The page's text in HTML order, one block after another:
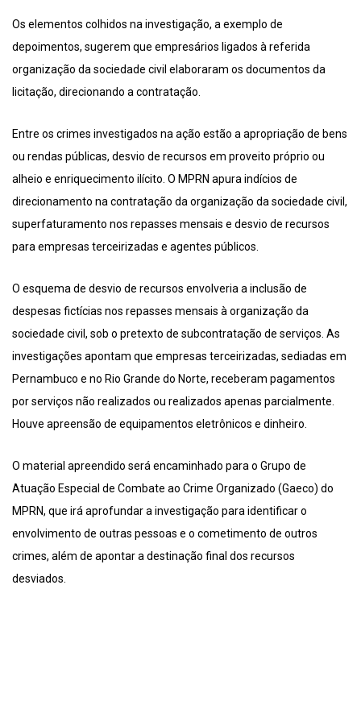
Os elementos colhidos na investigação, a exemplo de
depoimentos, sugerem que empresários ligados à referida
organização da sociedade civil elaboraram os documentos da
licitação, direcionando a contratação.
Entre os crimes investigados na ação estão a apropriação de bens
ou rendas públicas, desvio de recursos em proveito próprio ou
alheio e enriquecimento ilícito. O MPRN apura indícios de
direcionamento na contratação da organização da sociedade civil,
superfaturamento nos repasses mensais e desvio de recursos
para empresas terceirizadas e agentes públicos.
O esquema de desvio de recursos envolveria a inclusão de
despesas fictícias nos repasses mensais à organização da
sociedade civil, sob o pretexto de subcontratação de serviços. As
investigações apontam que empresas terceirizadas, sediadas em
Pernambuco e no Rio Grande do Norte, receberam pagamentos
por serviços não realizados ou realizados apenas parcialmente.
Houve apreensão de equipamentos eletrônicos e dinheiro.
O material apreendido será encaminhado para o Grupo de
Atuação Especial de Combate ao Crime Organizado (Gaeco) do
MPRN, que irá aprofundar a investigação para identificar o
envolvimento de outras pessoas e o cometimento de outros
crimes, além de apontar a destinação final dos recursos
desviados.